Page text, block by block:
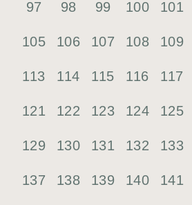
97 98 99 100 101
105 106 107 108 109
113 114 115 116 117
121 122 123 124 125
129 130 131 132 133
137 138 139 140 141